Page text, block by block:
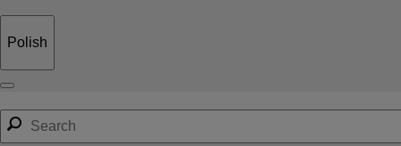
Polish